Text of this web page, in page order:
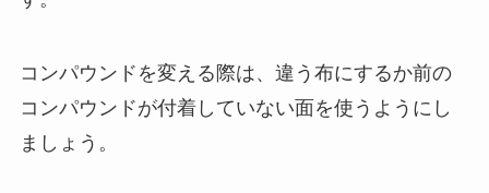
コンパウンドを変える際は、違う布にするか前の
コンパウンドが付着していない面を使うようにし
ましょう。